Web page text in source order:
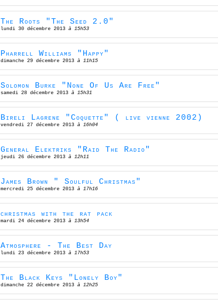
The Roots "The Seed 2.0"
lundi 30 décembre 2013 à 15h53
Pharrell Williams "Happy"
dimanche 29 décembre 2013 à 11h15
Solomon Burke "None Of Us Are Free"
samedi 28 décembre 2013 à 15h31
Bireli Lagrene "Coquette" ( live vienne 2002)
vendredi 27 décembre 2013 à 16h04
General Elektriks "Raid The Radio"
jeudi 26 décembre 2013 à 12h11
James Brown " Soulful Christmas"
mercredi 25 décembre 2013 à 17h16
christmas with the rat pack
mardi 24 décembre 2013 à 13h54
Atmosphere - The Best Day
lundi 23 décembre 2013 à 17h53
The Black Keys "Lonely Boy"
dimanche 22 décembre 2013 à 12h25